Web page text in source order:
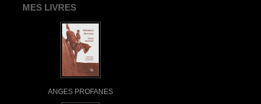
MES LIVRES
ANGES PROFANES